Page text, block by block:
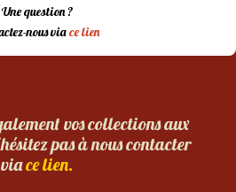
Une question ?
nous viace lien
vos collections aux
pas à nous contacter
viace lien.